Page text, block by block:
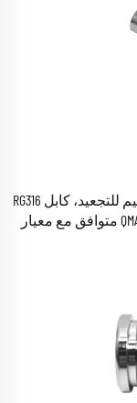
تزويد المصنع بمقبس ذكري من نوع QMA مستقيم للتجعيد، كابل RG316
وRG174 وLMR100، موصل RF كوаксيلي من نوع QMA متوافق مع معيار